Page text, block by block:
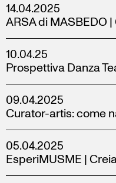
14.04.2025
ARSA di MASBEDO
10.04.25
Prospettiva Danza
09.04.2025
Curator-artis: come
05.04.2025
EsperiMUSME |